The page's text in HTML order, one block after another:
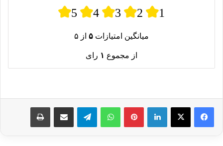
5 4 3 2 1
میانگین امتیازات ۵ از ۵
از مجموع ۱ رای
لینکدین پینترستواتس آپ تلگرام اشتراک گذاری از طریق ایمیل چاپ